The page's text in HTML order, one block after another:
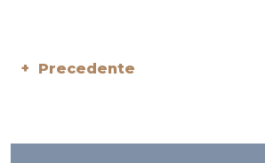
+ Precedente